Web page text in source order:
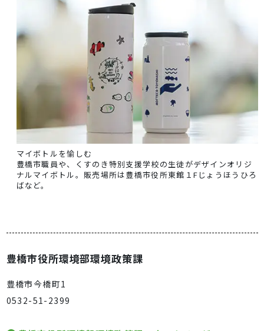
マイボトルを愉しむ
豊橋市職員や、くすのき特別支援学校の生徒がデザインオリジ
ナルマイボトル。販売場所は豊橋市役所東館１Fじょうほうひろ
ばなど。
豊橋市役所環境部環境政策課
豊橋市今橋町1
0532-51-2399